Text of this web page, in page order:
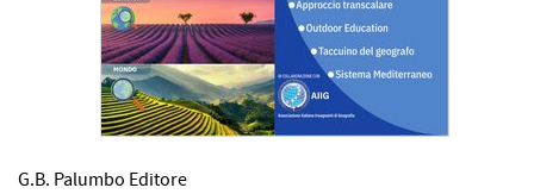
G.B. Palumbo Editore